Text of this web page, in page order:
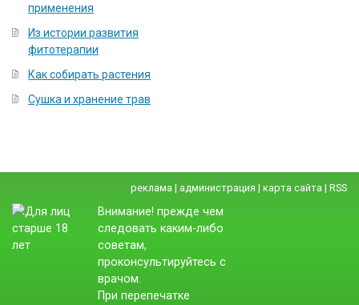
применения
Из истории развития
фитотерапии
Как собирать растения
Сушка и хранение трав
реклама | администрация | карта сайта | RSS
Внимание! прежде чем
следовать каким-либо
советам,
проконсультируйтесь с
врачом.
При перепечатке